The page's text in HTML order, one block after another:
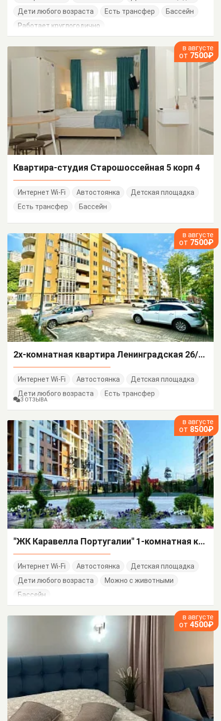
Дети любого возраста
Есть трансфер
Бассейн
Работает круглогодично
в августе
от 7500₽
Квартира-студия Старошоссейная 5 корп 4
Интернет Wi-Fi Автостоянка
Детская площадка
Есть трансфер
Бассейн
в августе
от 7500₽
2х-комнатная квартира Ленинградская 26/А/1
Интернет Wi-Fi Автостоянка
Детская площадка
Дети любого возраста
Есть трансфер
3 ОТЗЫВА
в августе
от 8500₽
"ЖК Каравелла Португалии" 1-комнатная квартира
Интернет Wi-Fi Автостоянка
Детская площадка
Дети любого возраста
Можно с животными
Бассейн
в августе
от 4500₽